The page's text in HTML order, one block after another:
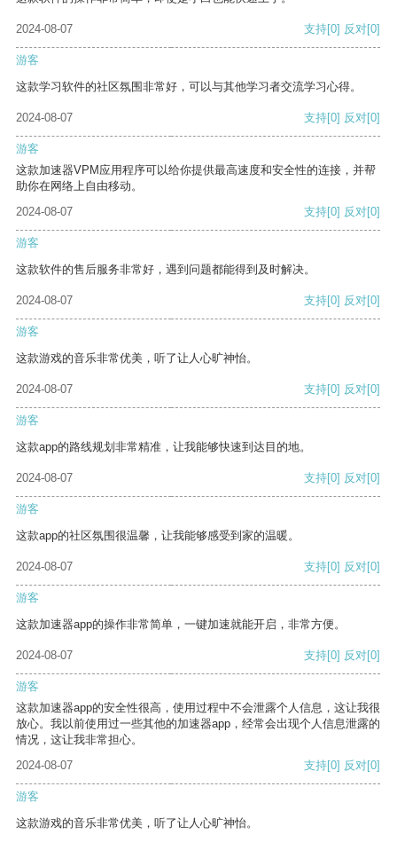
2024-08-07 支持[0] 反对[0]
游客
这款学习软件的社区氛围非常好，可以与其他学习者交流学习心得。
2024-08-07 支持[0] 反对[0]
游客
这款加速器VPM应用程序可以给你提供最高速度和安全性的连接，并帮
助你在网络上自由移动。
2024-08-07
支持[0] 反对[0]
游客
这款软件的售后服务非常好，遇到问题都能得到及时解决。
2024-08-07 支持[0] 反对[0]
游客
这款游戏的音乐非常优美，听了让人心旷神怡。
2024-08-07 支持[0] 反对[0]
游客
这款app的路线规划非常精准，让我能够快速到达目的地。
2024-08-07 支持[0] 反对[0]
游客
这款app的社区氛围很温馨，让我能够感受到家的温暖。
2024-08-07 支持[0] 反对[0]
游客
这款加速器app的操作非常简单，一键加速就能开启，非常方便。
2024-08-07 支持[0] 反对[0]
游客
这款加速器app的安全性很高，使用过程中不会泄露个人信息，这让我很
放心。我以前使用过一些其他的加速器app，经常会出现个人信息泄露的
情况，这让我非常担心。
2024-08-07
支持[0] 反对[0]
游客
这款游戏的音乐非常优美，听了让人心旷神怡。